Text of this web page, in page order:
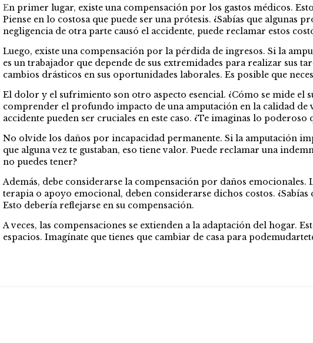
En primer lugar, existe una compensación por los gastos médicos.
Piense en lo costosa que puede ser una prótesis. ¿Sabías que algunas
negligencia de otra parte causó el accidente, puede reclamar estos
Luego, existe una compensación por la pérdida de ingresos. Si la
es un trabajador que depende de sus extremidades para realizar sus
cambios drásticos en sus oportunidades laborales. Es posible que
El dolor y el sufrimiento son otro aspecto esencial. ¿Cómo se mide
comprender el profundo impacto de una amputación en la calidad de
accidente pueden ser cruciales en este caso. ¿Te imaginas lo
No olvide los daños por incapacidad permanente. Si la amputación
que alguna vez te gustaban, eso tiene valor. Puede reclamar una
no puedes tener?
Además, debe considerarse la compensación por daños
terapia o apoyo emocional, deben considerarse dichos costos.
Esto debería reflejarse en su compensación.
A veces, las compensaciones se extienden a la adaptación del hogar.
espacios. Imagínate que tienes que cambiar de casa para